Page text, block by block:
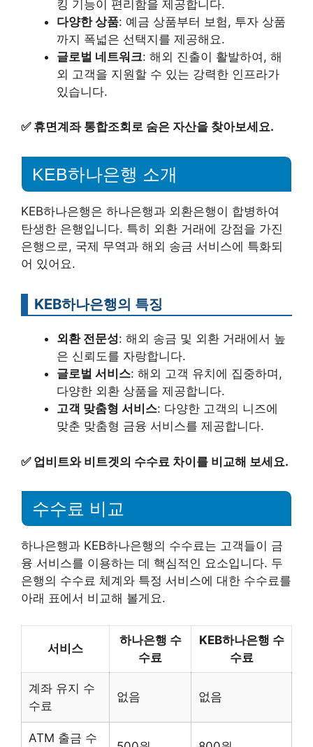
킹 기능이 편리함을 제공합니다.
다양한 상품: 예금 상품부터 보험, 투자 상품
까지 폭넓은 선택지를 제공해요.
글로벌 네트워크: 해외 진출이 활발하여, 해
외 고객을 지원할 수 있는 강력한 인프라가
있습니다.
✅ 휴면계좌 통합조회로 숨은 자산을 찾아보세요.
KEB하나은행 소개
KEB하나은행은 하나은행과 외환은행이 합병하여
탄생한 은행입니다. 특히 외환 거래에 강점을 가진
은행으로, 국제 무역과 해외 송금 서비스에 특화되
어 있어요.
KEB하나은행의 특징
외환 전문성: 해외 송금 및 외환 거래에서 높
은 신뢰도를 자랑합니다.
글로벌 서비스: 해외 고객 유치에 집중하며,
다양한 외환 상품을 제공합니다.
고객 맞춤형 서비스: 다양한 고객의 니즈에
맞춘 맞춤형 금융 서비스를 제공합니다.
✅ 업비트와 비트겟의 수수료 차이를 비교해 보세요.
수수료 비교
하나은행과 KEB하나은행의 수수료는 고객들이 금
융 서비스를 이용하는 데 핵심적인 요소입니다. 두
은행의 수수료 체계와 특정 서비스에 대한 수수료를
아래 표에서 비교해 볼게요.
서비스
하나은행 수
수료
KEB하나은행 수
수료
계좌 유지 수
수료
없음 없음
ATM 출금 수